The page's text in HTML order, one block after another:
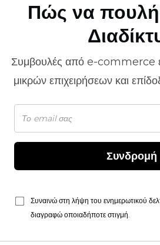
Πώς να
Συμβουλές από e-commerce
μικρών επιχειρήσεων και
Συνδρομή
Συναινώ στη λήψη του ενημερωτικού
διαγραφώ οποιαδήποτε στιγμή.